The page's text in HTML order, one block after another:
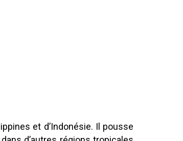
et d’Indonésie. Il pousse